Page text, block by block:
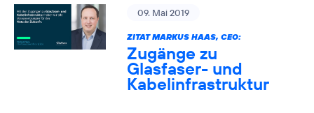
09. Mai 2019
ZITAT MARKUS HAAS, CEO:
Zugänge zu
Glasfaser- und
Kabelinfrastruktur